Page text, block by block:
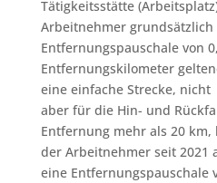
Tätigkeitsstätte
Arbeitnehmer
Entfernungspauschale von
Entfernungskilometer
eine einfache Strecke, nicht
aber für die Hin- und
Entfernung mehr als 20 km,
der Arbeitnehmer seit 2021
eine Entfernungspauschale